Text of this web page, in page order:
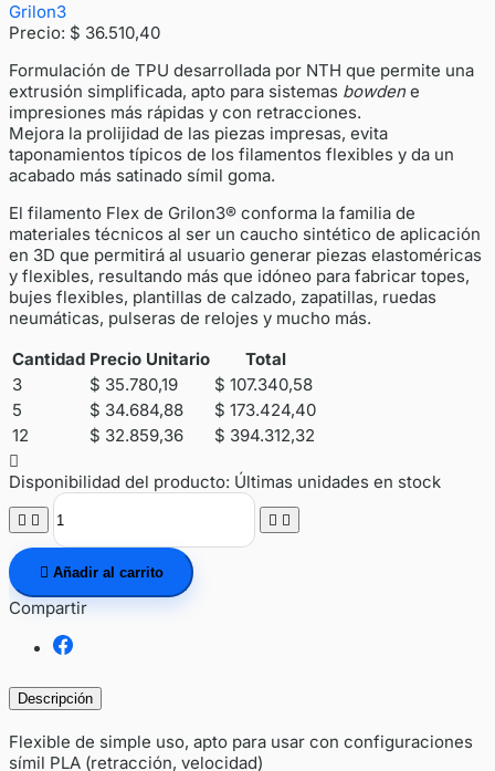
Grilon3
Precio: $ 36.510,40
Formulación de TPU desarrollada por NTH que permite una
extrusión simplificada, apto para sistemas bowdene
impresiones más rápidas y con retracciones.
Mejora la prolijidad de las piezas impresas, evita
taponamientos típicos de los filamentos flexibles y da un
acabado más satinado símil goma.
El filamento Flex de Grilon3® conforma la familia de
materiales técnicos al ser un caucho sintético de aplicación
en 3D que permitirá al usuario generar piezas elastoméricas
y flexibles, resultando más que idóneo para fabricar topes,
bujes flexibles, plantillas de calzado, zapatillas, ruedas
neumáticas, pulseras de relojes y mucho más.
Cantidad Precio Unitario
Total
3
$ 35.780,19
$ 107.340,58
5
$ 34.684,88
$ 173.424,40
12
$ 32.859,36
$ 394.312,32

Disponibilidad del producto: Últimas unidades en stock
   
 Añadir al carrito
Compartir
Descripción
Flexible de simple uso, apto para usar con configuraciones
símil PLA (retracción, velocidad)